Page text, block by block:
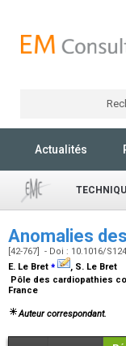
Actualités
Anomalies
[42-767] - Doi : 10.1016/
E. Le Bret ⁎
, S. Le Bret
Pôle des cardiopathies
France
Auteur correspondant.